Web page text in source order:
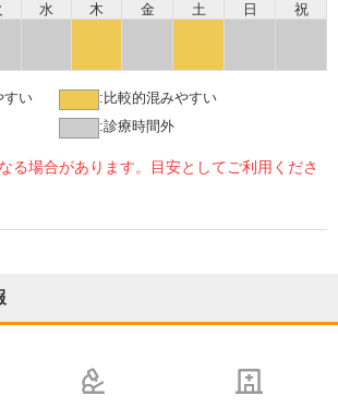
水 木 金 土 日 祝
すい : 比較的混みやすい
:診療時間外
る場合があります。目安としてご利用くださ